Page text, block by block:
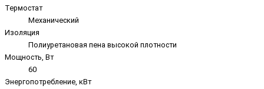
Термостат
Механический
Изоляция
Полиуретановая пена высокой плотности
Мощность, Вт
60
Энергопотребление, кВт